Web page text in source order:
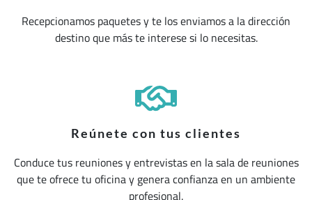
Recepcionamos paquetes y te los enviamos a la dirección
destino que más te interese si lo necesitas.
Reúnete con tus clientes
Conduce tus reuniones y entrevistas en la sala de reuniones
que te ofrece tu oficina y genera confianza en un ambiente
profesional.